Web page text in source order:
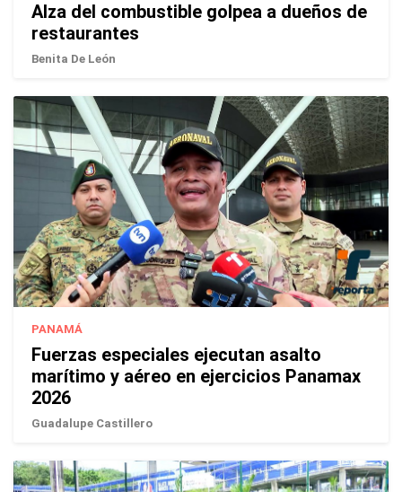
Alza del combustible golpea a dueños de
restaurantes
Benita De León
PANAMÁ
Fuerzas especiales ejecutan asalto
marítimo y aéreo en ejercicios Panamax
2026
Guadalupe Castillero